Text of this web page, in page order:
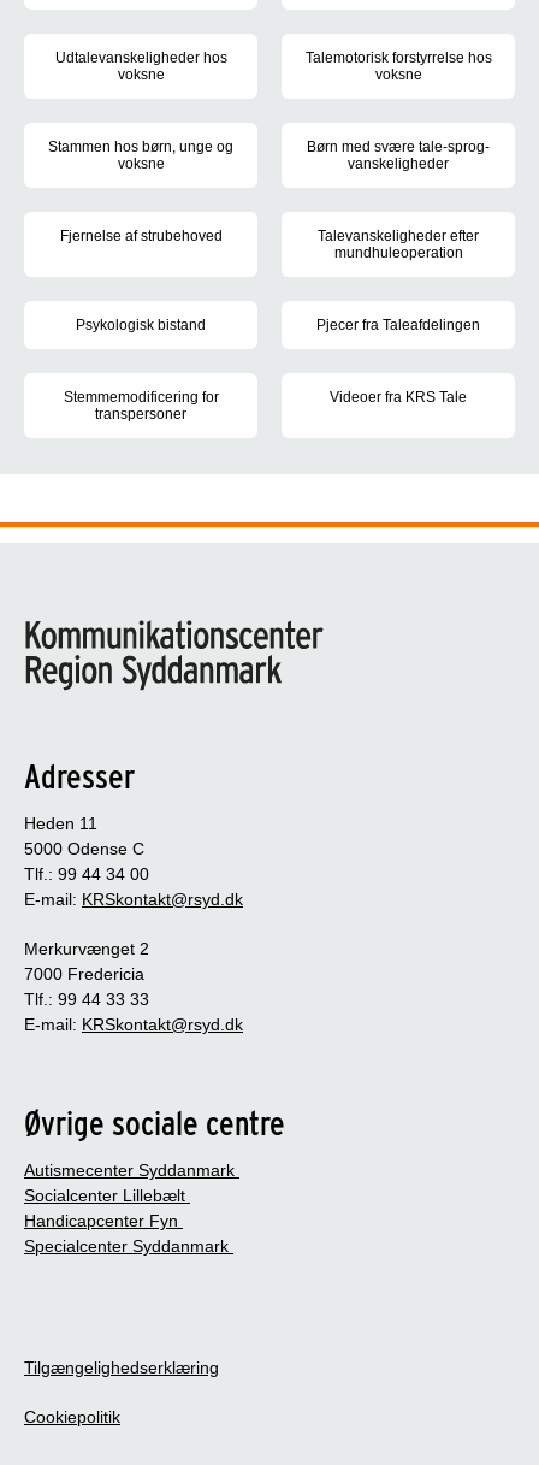
Udtalevanskeligheder hos
voksne
Talemotorisk forstyrrelse hos
voksne
Stammen hos børn, unge og
voksne
Børn med svære tale-sprog-
vanskeligheder
Fjernelse af strubehoved
Talevanskeligheder efter
mundhuleoperation
Psykologisk bistand Pjecer fra Taleafdelingen
Stemmemodificering for
transpersoner
Videoer fra KRS Tale
Adresser
Heden 11
5000 Odense C
Tlf.: 99 44 34 00
E-mail: KRSkontakt@rsyd.dk
Merkurvænget 2
7000 Fredericia
Tlf.: 99 44 33 33
E-mail: KRSkontakt@rsyd.dk
Øvrige sociale centre
Autismecenter Syddanmark
Socialcenter Lillebælt
Handicapcenter Fyn
Specialcenter Syddanmark
Tilgængelighedserklæring
Cookiepolitik